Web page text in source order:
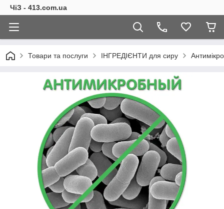
ЧіЗ - 413.com.ua
Товари та послуги ІНГРЕДІЄНТИ для сиру